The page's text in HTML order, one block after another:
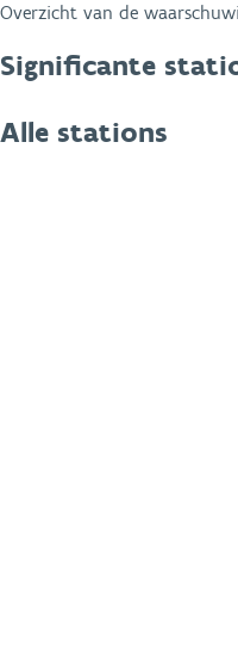
Overzicht van de
Significante
Alle stations